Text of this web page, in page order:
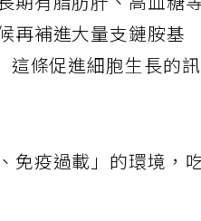
期有脂肪肝、高血糖
再補進大量支鏈胺基
這條促進細胞生長的訊
免疫過載」的環境，